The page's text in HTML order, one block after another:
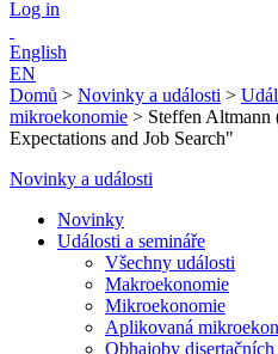
Log in
English
EN
Domů > Novinky a události >
mikroekonomie > Steffen
Expectations and Job Search"
Novinky a události
Novinky
Události a semináře
Všechny události
Makroekonomie
Mikroekonomie
Aplikovaná
Obhajoby